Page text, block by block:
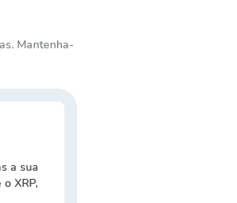
Mantenha-
a sua
XRP,